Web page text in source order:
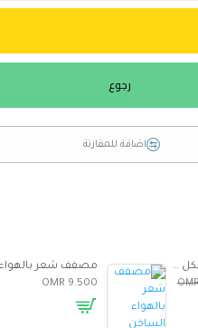
رجوع
اضافة للمقارنة
طاولة كمبيوتر على شكل Z- لون بيج
9.500 OMR